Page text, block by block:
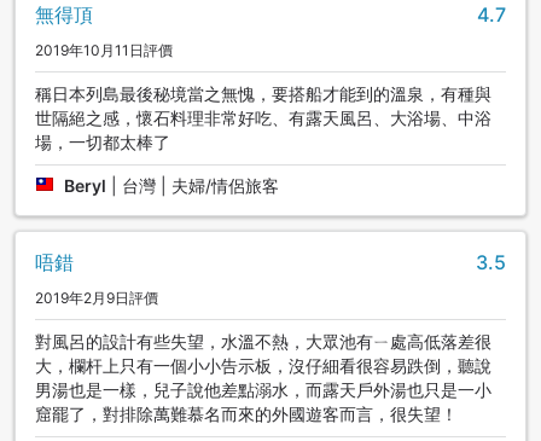
無得頂 4.7
2019年10月11日評價
稱日本列島最後秘境當之無愧，要搭船才能到的溫泉，有種與
世隔絕之感，懷石料理非常好吃、有露天風呂、大浴場、中浴
場，一切都太棒了
Beryl 台灣 | 夫婦/情侶旅客
唔錯 3.5
2019年2月9日評價
對風呂的設計有些失望，水溫不熱，大眾池有ㄧ處高低落差很
大，欄杆上只有一個小小告示板，沒仔細看很容易跌倒，聽說
男湯也是一樣，兒子說他差點溺水，而露天戶外湯也只是一小
窟罷了，對排除萬難慕名而來的外國遊客而言，很失望！